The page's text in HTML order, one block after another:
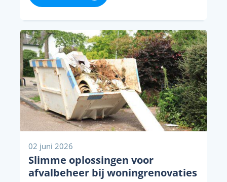
02 juni 2026
Slimme oplossingen voor
afvalbeheer bij woningrenovaties